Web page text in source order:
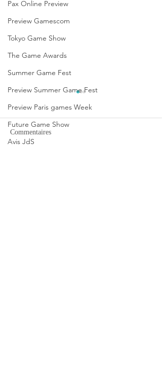
Pax Online Preview
Preview Gamescom
Tokyo Game Show
The Game Awards
Summer Game Fest
Preview Summer Game Fest
Preview Paris games Week
Future Game Show
Avis JdS
Commentaires